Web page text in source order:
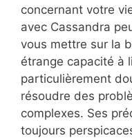
concernant votre
avec Cassandra
vous mettre sur la
étrange capacité à
particulièrement
résoudre des
complexes. Ses
toujours